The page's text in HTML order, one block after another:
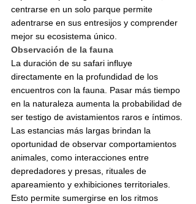
centrarse en un solo parque permite
adentrarse en sus entresijos y comprender
mejor su ecosistema único.
Observación de la fauna
La duración de su safari influye
directamente en la profundidad de los
encuentros con la fauna. Pasar más tiempo
en la naturaleza aumenta la probabilidad de
ser testigo de avistamientos raros e íntimos.
Las estancias más largas brindan la
oportunidad de observar comportamientos
animales, como interacciones entre
depredadores y presas, rituales de
apareamiento y exhibiciones territoriales.
Esto permite sumergirse en los ritmos